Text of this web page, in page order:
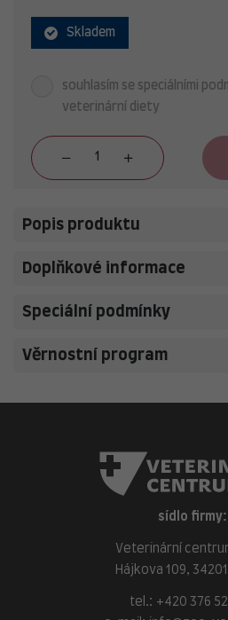
Skladem
souhlasím se speciálními
veterinární diety
Popis produktu
Doplňkové informace
Speciální podmínky
Věrnostní program
sídlo firmy:
Veterinární
Hájkova 109,
tel.: +420 376